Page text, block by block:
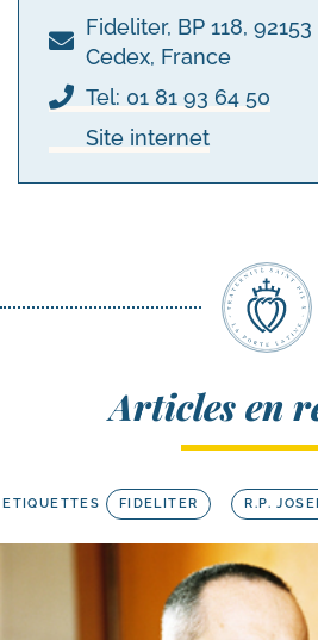
Fideliter, BP 118,
Cedex, France
Tel: 01 81 93 64 50
Site internet
Articles en
ETIQUETTES FIDELITER R.P.